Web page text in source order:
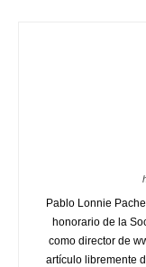
Pablo Lonnie
honorario de la
como director de
artículo libremente